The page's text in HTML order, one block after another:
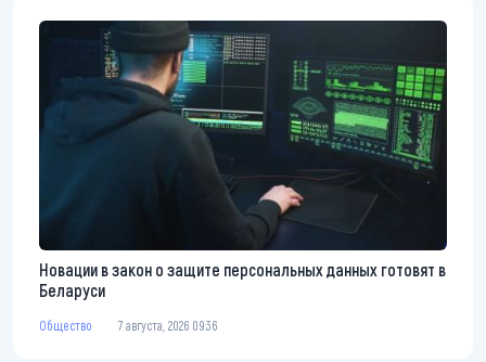
Новации в закон о защите персональных данных готовят в
Беларуси
Общество 7 августа, 2026 09:36